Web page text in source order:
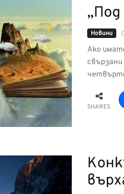
„Под
Новини
Ако
SHARES